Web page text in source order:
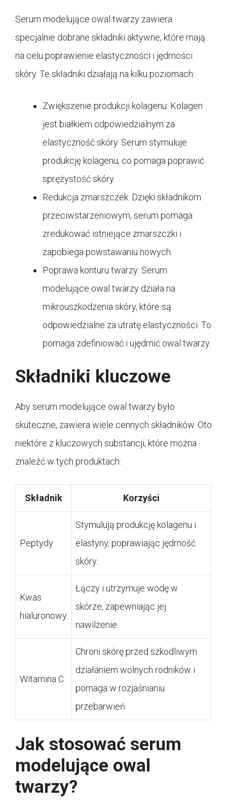
Serum modelujące owal twarzy zawiera
specjalnie dobrane składniki aktywne, które mają
na celu poprawienie elastyczności i jędrności
skóry. Te składniki działają na kilku poziomach:
Zwiększenie produkcji kolagenu: Kolagen
jest białkiem odpowiedzialnym za
elastyczność skóry. Serum stymuluje
produkcję kolagenu, co pomaga poprawić
sprężystość skóry.
Redukcja zmarszczek: Dzięki składnikom
przeciwstarzeniowym, serum pomaga
zredukować istniejące zmarszczki i
zapobiega powstawaniu nowych.
Poprawa konturu twarzy: Serum
modelujące owal twarzy działa na
mikrouszkodzenia skóry, które są
odpowiedzialne za utratę elastyczności. To
pomaga zdefiniować i ujędrnić owal twarzy.
Składniki kluczowe
Aby serum modelujące owal twarzy było
skuteczne, zawiera wiele cennych składników. Oto
niektóre z kluczowych substancji, które można
znaleźć w tych produktach:
Składnik Korzyści
Peptydy
Stymulują produkcję kolagenu i
elastyny, poprawiając jędrność
skóry.
Kwas
hialuronowy
Łączy i utrzymuje wodę w
skórze, zapewniając jej
nawilżenie.
Witamina C
Chroni skórę przed szkodliwym
działaniem wolnych rodników i
pomaga w rozjaśnianiu
przebarwień.
Jak stosować serum
modelujące owal
twarzy?